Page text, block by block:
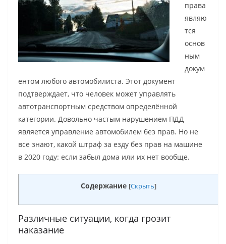
права
являю
тся
основ
ным
докум
ентом любого автомобилиста. Этот документ
подтверждает, что человек может управлять
автотранспортным средством определённой
категории. Довольно частым нарушением ПДД
является управление автомобилем без прав. Но не
все знают, какой штраф за езду без прав на машине
в 2020 году: если забыл дома или их нет вообще.
Содержание [Скрыть]
Различные ситуации, когда грозит
наказание